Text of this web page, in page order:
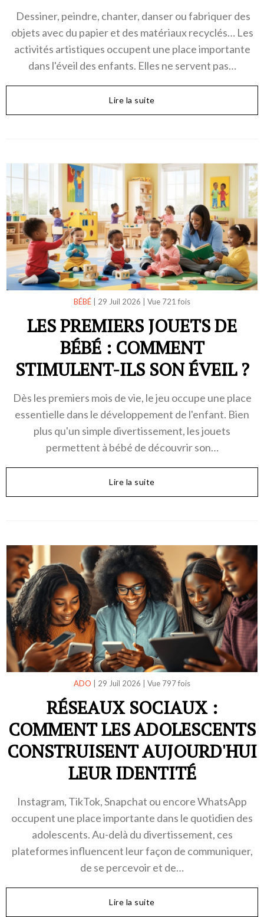
Dessiner, peindre, chanter, danser ou fabriquer des
objets avec du papier et des matériaux recyclés… Les
activités artistiques occupent une place importante
dans l'éveil des enfants. Elles ne servent pas…
Lire la suite
BÉBÉ 29 Juil 2026 Vue 721 fois
LES PREMIERS JOUETS DE
BÉBÉ : COMMENT
STIMULENT-ILS SON ÉVEIL ?
Dès les premiers mois de vie, le jeu occupe une place
essentielle dans le développement de l'enfant. Bien
plus qu'un simple divertissement, les jouets
permettent à bébé de découvrir son…
Lire la suite
ADO 29 Juil 2026 Vue 797 fois
RÉSEAUX SOCIAUX :
COMMENT LES ADOLESCENTS
CONSTRUISENT AUJOURD'HUI
LEUR IDENTITÉ
Instagram, TikTok, Snapchat ou encore WhatsApp
occupent une place importante dans le quotidien des
adolescents. Au-delà du divertissement, ces
plateformes influencent leur façon de communiquer,
de se percevoir et de…
Lire la suite